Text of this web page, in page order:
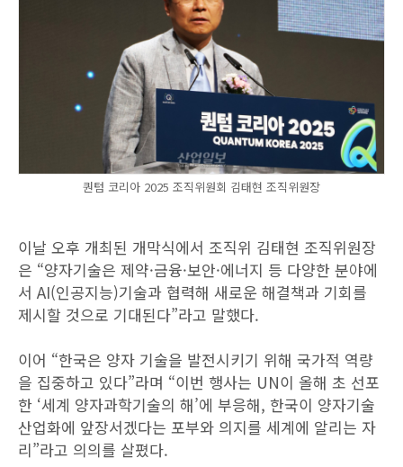
퀀텀 코리아 2025 조직위원회 김태현 조직위원장
이날 오후 개최된 개막식에서 조직위 김태현 조직위원장
은 “양자기술은 제약·금융·보안·에너지 등 다양한 분야에
서 AI(인공지능)기술과 협력해 새로운 해결책과 기회를
제시할 것으로 기대된다”라고 말했다.
이어 “한국은 양자 기술을 발전시키기 위해 국가적 역량
을 집중하고 있다”라며 “이번 행사는 UN이 올해 초 선포
한 ‘세계 양자과학기술의 해’에 부응해, 한국이 양자기술
산업화에 앞장서겠다는 포부와 의지를 세계에 알리는 자
리”라고 의의를 살폈다.